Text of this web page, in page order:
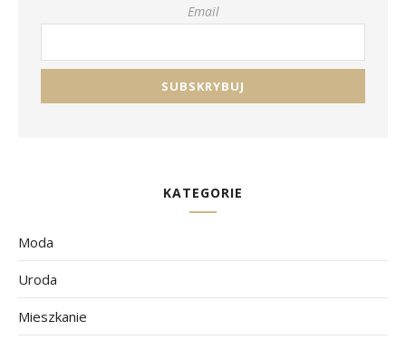
Email
KATEGORIE
Moda
Uroda
Mieszkanie